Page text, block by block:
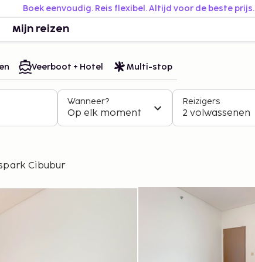
Boek eenvoudig. Reis flexibel. Altijd voor de beste prijs.
Mijn reizen
Veerboot + Hotel Multi-stop
Wanneer?
Op elk moment
Reizigers
2 volwassenen
Cibubur